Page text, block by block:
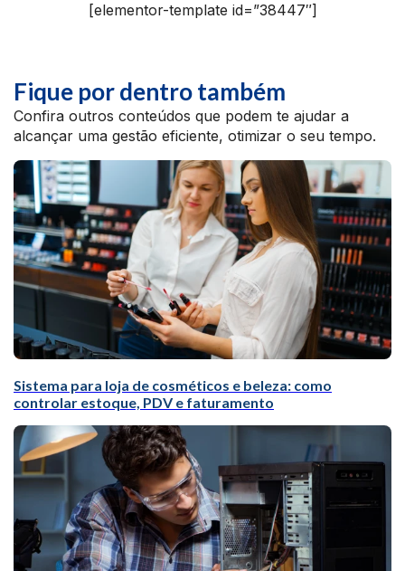
[elementor-template id=”38447″]
Fique por dentro também
Confira outros conteúdos que podem te ajudar a
alcançar uma gestão eficiente, otimizar o seu tempo.
Sistema para loja de cosméticos e beleza: como
controlar estoque, PDV e faturamento